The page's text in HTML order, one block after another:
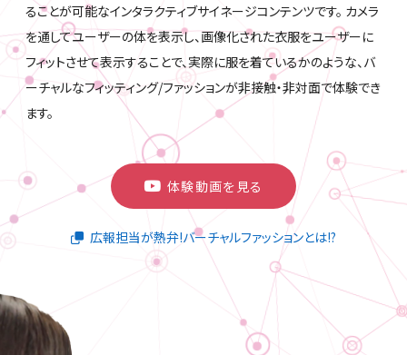
ることが可能なインタラクティブサイネージコンテンツです。 カメラ
を通してユーザーの体を表示し、画像化された衣服をユーザーに
フィットさせて表示することで、実際に服を着ているかのような、バ
ーチャルなフィッティング/ファッションが非接触・非対面で体験でき
ます。
体験動画を見る
広報担当が熱弁!バーチャルファッションとは!?